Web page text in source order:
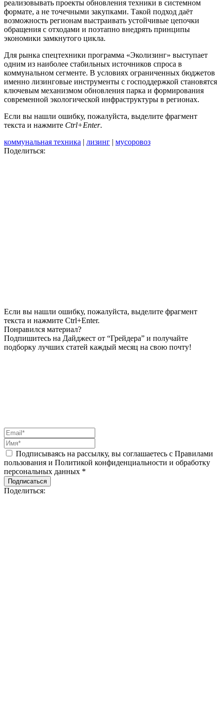
реализовывать проекты обновления техники в системном
формате, а не точечными закупками. Такой подход даёт
возможность регионам выстраивать устойчивые цепочки
обращения с отходами и поэтапно внедрять принципы
экономики замкнутого цикла.
Для рынка спецтехники программа «Эколизинг» выступает
одним из наиболее стабильных источников спроса в
коммунальном сегменте. В условиях ограниченных бюджетов
именно лизинговые инструменты с господдержкой становятся
ключевым механизмом обновления парка и формирования
современной экологической инфраструктуры в регионах.
Если вы нашли ошибку, пожалуйста, выделите фрагмент
текста и нажмите Ctrl+Enter.
коммунальная техника | лизинг | мусоровоз
Поделиться:
Если вы нашли ошибку, пожалуйста, выделите фрагмент
текста и нажмите Ctrl+Enter.
Понравился материал?
Подпишитесь на Дайджест от “Грейдера” и получайте
подборку лучших статей каждый месяц на свою почту!
Подписываясь на рассылку, вы соглашаетесь с Правилами
пользования и Политикой конфиденциальности и обработку
персональных данных *
Подписаться
Поделиться: